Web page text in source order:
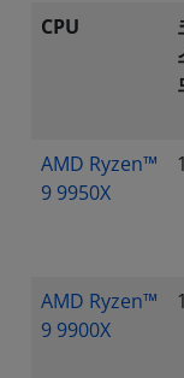
CPU
AMD Ryzen™
9 9950X
AMD Ryzen™
9 9900X